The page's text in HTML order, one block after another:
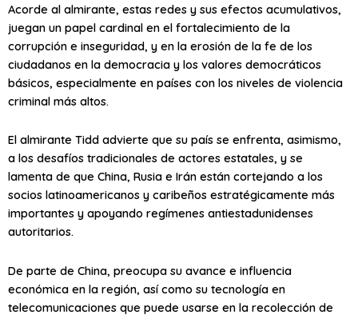
Acorde al almirante, estas redes y sus efectos acumulativos,
juegan un papel cardinal en el fortalecimiento de la
corrupción e inseguridad, y en la erosión de la fe de los
ciudadanos en la democracia y los valores democráticos
básicos, especialmente en países con los niveles de violencia
criminal más altos.
El almirante Tidd advierte que su país se enfrenta, asimismo,
a los desafíos tradicionales de actores estatales, y se
lamenta de que China, Rusia e Irán están cortejando a los
socios latinoamericanos y caribeños estratégicamente más
importantes y apoyando regímenes antiestadunidenses
autoritarios.
De parte de China, preocupa su avance e influencia
económica en la región, así como su tecnología en
telecomunicaciones que puede usarse en la recolección de